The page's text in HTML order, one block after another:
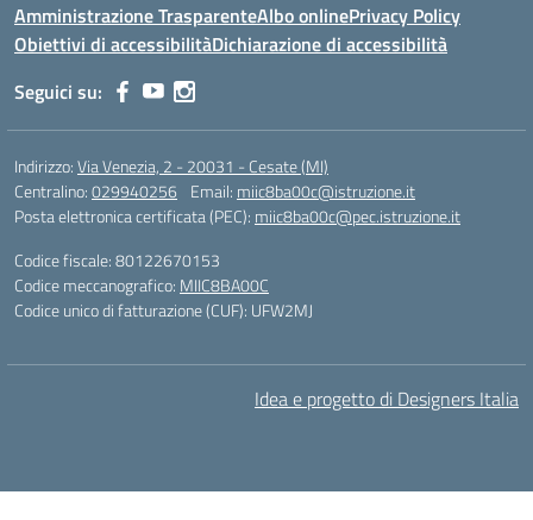
Amministrazione TrasparenteAlbo onlinePrivacy Policy
Obiettivi di accessibilitàDichiarazione di accessibilità
Seguici su:
Indirizzo:Via Venezia, 2 - 20031 - Cesate (MI)
Centralino:029940256 Email: miic8ba00c@istruzione.it
Posta elettronica certificata (PEC): miic8ba00c@pec.istruzione.it
Codice fiscale: 80122670153
Codice meccanografico: MIIC8BA00C
Codice unico di fatturazione (CUF): UFW2MJ
Idea e progetto di Designers Italia